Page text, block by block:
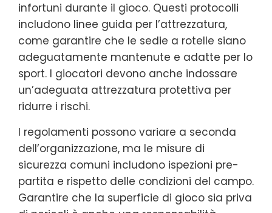
infortuni durante il gioco. Questi protocolli
includono linee guida per l’attrezzatura,
come garantire che le sedie a rotelle siano
adeguatamente mantenute e adatte per lo
sport. I giocatori devono anche indossare
un’adeguata attrezzatura protettiva per
ridurre i rischi.
I regolamenti possono variare a seconda
dell’organizzazione, ma le misure di
sicurezza comuni includono ispezioni pre-
partita e rispetto delle condizioni del campo.
Garantire che la superficie di gioco sia priva